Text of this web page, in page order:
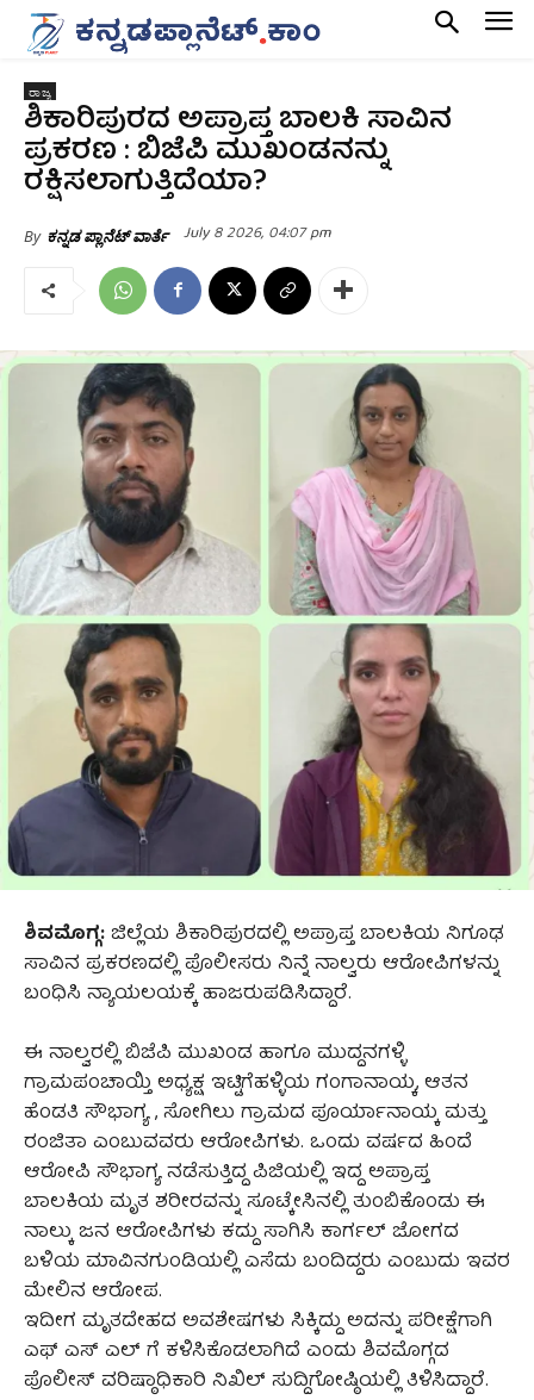
ರಾಜ್ಯ
ಶಿಕಾರಿಪುರದ ಅಪ್ರಾಪ್ತ ಬಾಲಕಿ ಸಾವಿನ
ಪ್ರಕರಣ : ಬಿಜೆಪಿ ಮುಖಂಡನನ್ನು
ರಕ್ಷಿಸಲಾಗುತ್ತಿದೆಯಾ?
By ಕನ್ನಡ ಪ್ಲಾನೆಟ್ ವಾರ್ತೆ July 8 2026, 04:07 pm
ಶಿವಮೊಗ್ಗ:ಜಿಲ್ಲೆಯ ಶಿಕಾರಿಪುರದಲ್ಲಿ ಅಪ್ರಾಪ್ತ ಬಾಲಕಿಯ ನಿಗೂಢ
ಸಾವಿನ ಪ್ರಕರಣದಲ್ಲಿ ಪೊಲೀಸರು ನಿನ್ನೆ ನಾಲ್ವರು ಆರೋಪಿಗಳನ್ನು
ಬಂಧಿಸಿ ನ್ಯಾಯಲಯಕ್ಕೆ ಹಾಜರುಪಡಿಸಿದ್ದಾರೆ.
ಈ ನಾಲ್ವರಲ್ಲಿ ಬಿಜೆಪಿ ಮುಖಂಡ ಹಾಗೂ ಮುದ್ದನಗಳ್ಳಿ
ಗ್ರಾಮಪಂಚಾಯ್ತಿ ಅಧ್ಯಕ್ಷ ಇಟ್ಟಿಗೆಹಳ್ಳಿಯ ಗಂಗಾನಾಯ್ಕ, ಆತನ
ಹೆಂಡತಿ ಸೌಭಾಗ್ಯ , ಸೋಗಿಲು ಗ್ರಾಮದ ಪೂರ್ಯಾನಾಯ್ಕ ಮತ್ತು
ರಂಜಿತಾ ಎಂಬುವವರು ಆರೋಪಿಗಳು. ಒಂದು ವರ್ಷದ ಹಿಂದೆ
ಆರೋಪಿ ಸೌಭಾಗ್ಯ ನಡೆಸುತ್ತಿದ್ದ ಪಿಜಿಯಲ್ಲಿ ಇದ್ದ ಅಪ್ರಾಪ್ತ
ಬಾಲಕಿಯ ಮೃತ ಶರೀರವನ್ನು ಸೂಟ್ಕೇಸಿನಲ್ಲಿ ತುಂಬಿಕೊಂಡು ಈ
ನಾಲ್ಕು ಜನ ಆರೋಪಿಗಳು ಕದ್ದು ಸಾಗಿಸಿ ಕಾರ್ಗಲ್ ಜೋಗದ
ಬಳಿಯ ಮಾವಿನಗುಂಡಿಯಲ್ಲಿ ಎಸೆದು ಬಂದಿದ್ದರು ಎಂಬುದು ಇವರ
ಮೇಲಿನ ಆರೋಪ.
ಇದೀಗ ಮೃತದೇಹದ ಅವಶೇಷಗಳು ಸಿಕ್ಕಿದ್ದು ಅದನ್ನು ಪರೀಕ್ಷೆಗಾಗಿ
ಎಫ್ ಎಸ್ ಎಲ್ ಗೆ ಕಳಿಸಿಕೊಡಲಾಗಿದೆ ಎಂದು ಶಿವಮೊಗ್ಗದ
ಪೊಲೀಸ್ ವರಿಷ್ಠಾಧಿಕಾರಿ ನಿಖಿಲ್ ಸುದ್ದಿಗೋಷ್ಠಿಯಲ್ಲಿ ತಿಳಿಸಿದ್ದಾರೆ.